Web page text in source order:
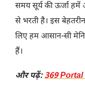
समय सूर्य की ऊर्जा हमें
से भरती है। इस
लिए हम आसान-सी
हैं।
और पढ़ें:369 Portal